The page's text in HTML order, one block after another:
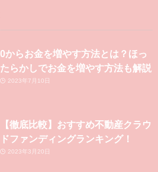
0からお金を増やす方法とは？ほっ
たらかしでお金を増やす方法も解説
2023年7月10日
【徹底比較】おすすめ不動産クラウ
ドファンディングランキング！
2023年3月20日